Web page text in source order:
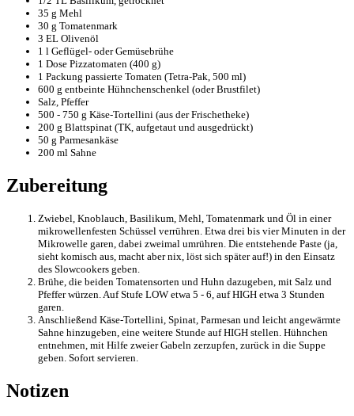
35 g Mehl
30 g Tomatenmark
3 EL Olivenöl
1 l Geflügel- oder Gemüsebrühe
1 Dose Pizzatomaten (400 g)
1 Packung passierte Tomaten (Tetra-Pak, 500 ml)
600 g entbeinte Hühnchenschenkel (oder Brustfilet)
Salz, Pfeffer
500 - 750 g Käse-Tortellini (aus der Frischetheke)
200 g Blattspinat (TK, aufgetaut und ausgedrückt)
50 g Parmesankäse
200 ml Sahne
Zubereitung
Zwiebel, Knoblauch, Basilikum, Mehl, Tomatenmark und Öl in einer
mikrowellenfesten Schüssel verrühren. Etwa drei bis vier Minuten in der
Mikrowelle garen, dabei zweimal umrühren. Die entstehende Paste (ja,
sieht komisch aus, macht aber nix, löst sich später auf!) in den Einsatz
des Slowcookers geben.
Brühe, die beiden Tomatensorten und Huhn dazugeben, mit Salz und
Pfeffer würzen. Auf Stufe LOW etwa 5 - 6, auf HIGH etwa 3 Stunden
garen.
Anschließend Käse-Tortellini, Spinat, Parmesan und leicht angewärmte
Sahne hinzugeben, eine weitere Stunde auf HIGH stellen. Hühnchen
entnehmen, mit Hilfe zweier Gabeln zerzupfen, zurück in die Suppe
geben. Sofort servieren.
Notizen